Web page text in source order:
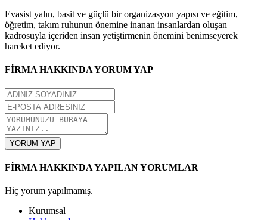
Evasist yalın, basit ve güçlü bir organizasyon yapısı ve eğitim,
öğretim, takım ruhunun önemine inanan insanlardan oluşan
kadrosuyla içeriden insan yetiştirmenin önemini benimseyerek
hareket ediyor.
FİRMA HAKKINDA YORUM YAP
YORUM YAP
FİRMA HAKKINDA YAPILAN YORUMLAR
Hiç yorum yapılmamış.
Kurumsal